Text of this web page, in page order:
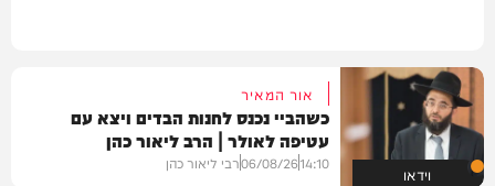
וידאו
אור המאיר
כשהביי נכנס לחנות הבדים ויצא עם
עטיפה לאולר | הרב ליאור כהן
14:10
06/08/26רבי ליאור כהן